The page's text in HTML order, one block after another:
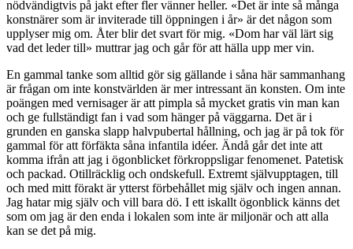
nödvändigtvis på jakt efter fler vänner heller. «Det är inte så många
konstnärer som är inviterade till öppningen i år» är det någon som
upplyser mig om. Åter blir det svart för mig. «Dom har väl lärt sig
vad det leder till» muttrar jag och går för att hälla upp mer vin.
En gammal tanke som alltid gör sig gällande i såna här sammanhang
är frågan om inte konstvärlden är mer intressant än konsten. Om inte
poängen med vernisager är att pimpla så mycket gratis vin man kan
och ge fullständigt fan i vad som hänger på väggarna. Det är i
grunden en ganska slapp halvpubertal hållning, och jag är på tok för
gammal för att förfäkta såna infantila idéer. Ändå går det inte att
komma ifrån att jag i ögonblicket förkroppsligar fenomenet. Patetisk
och packad. Otillräcklig och ondskefull. Extremt självupptagen, till
och med mitt förakt är ytterst förbehållet mig själv och ingen annan.
Jag hatar mig själv och vill bara dö. I ett iskallt ögonblick känns det
som om jag är den enda i lokalen som inte är miljonär och att alla
kan se det på mig.